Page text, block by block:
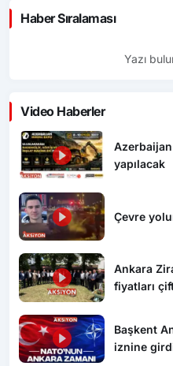
Haber Sıralaması
Yazı
Video Haberler
yapılacak
Çevre
Ankara
fiyatları
Başkent
iznine